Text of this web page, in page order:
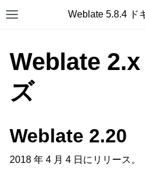
Toggle site navigation sidebar
Weblate 5.8.4 ド
Weblate
ズ
Weblate 2.20
2018 年 4 月 4 日にリリース。